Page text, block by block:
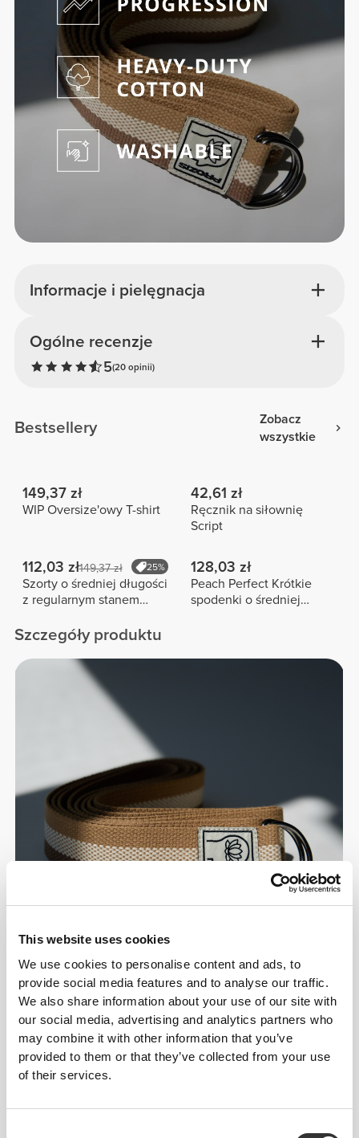
This website uses cookies
We use cookies to personalise content and ads, to
provide social media features and to analyse our traffic.
We also share information about your use of our site with
our social media, advertising and analytics partners who
may combine it with other information that you’ve
provided to them or that they’ve collected from your use
of their services.
Informacje i pielęgnacja
Ogólne recenzje
5(20 opinii)
Bestsellery
Zobacz
wszystkie
149,37 zł
WIP Oversize'owy T-shirt
42,61 zł
Ręcznik na siłownię
Script
112,03 zł149,37 zł 25%
Szorty o średniej długości
z regularnym stanem
128,03 zł
Peach Perfect Krótkie
spodenki o średniej
Szczegóły produktu
Flow & Restore
Poruszaj się delikatnie.